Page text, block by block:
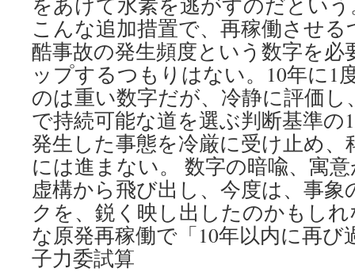
こんな追加措置で、再稼働させ
酷事故の発生頻度という数字を必
ップするつもりはない。10年に1
のは重い数字だが、冷静に評価し
で持続可能な道を選ぶ判断基準
発生した事態を冷厳に受け止め
には進まない。 数字の暗喩、寓
虚構から飛び出し、今度は、事
クを、鋭く映し出したのかもし
な原発再稼働で「10年以内に再び
子力委試算